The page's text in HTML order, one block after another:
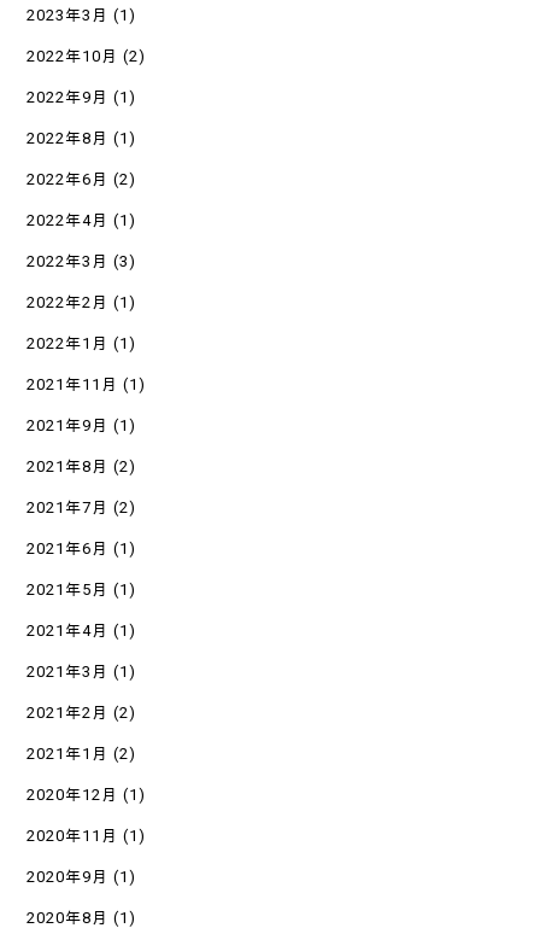
2023年3月 (1)
2022年10月 (2)
2022年9月 (1)
2022年8月 (1)
2022年6月 (2)
2022年4月 (1)
2022年3月 (3)
2022年2月 (1)
2022年1月 (1)
2021年11月 (1)
2021年9月 (1)
2021年8月 (2)
2021年7月 (2)
2021年6月 (1)
2021年5月 (1)
2021年4月 (1)
2021年3月 (1)
2021年2月 (2)
2021年1月 (2)
2020年12月 (1)
2020年11月 (1)
2020年9月 (1)
2020年8月 (1)